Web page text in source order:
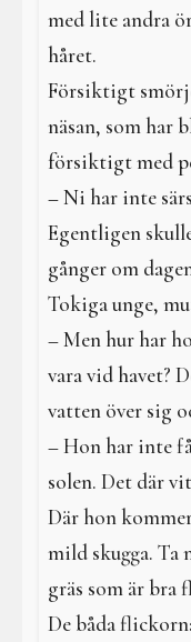
med lite andra
håret.
Försiktigt
näsan, som har
försiktigt med
– Ni har inte
Egentligen
gånger om
Tokiga unge,
– Men hur har
vara vid havet?
vatten över sig
– Hon har inte
solen. Det där
Där hon
mild skugga. Ta
gräs som är bra
De båda